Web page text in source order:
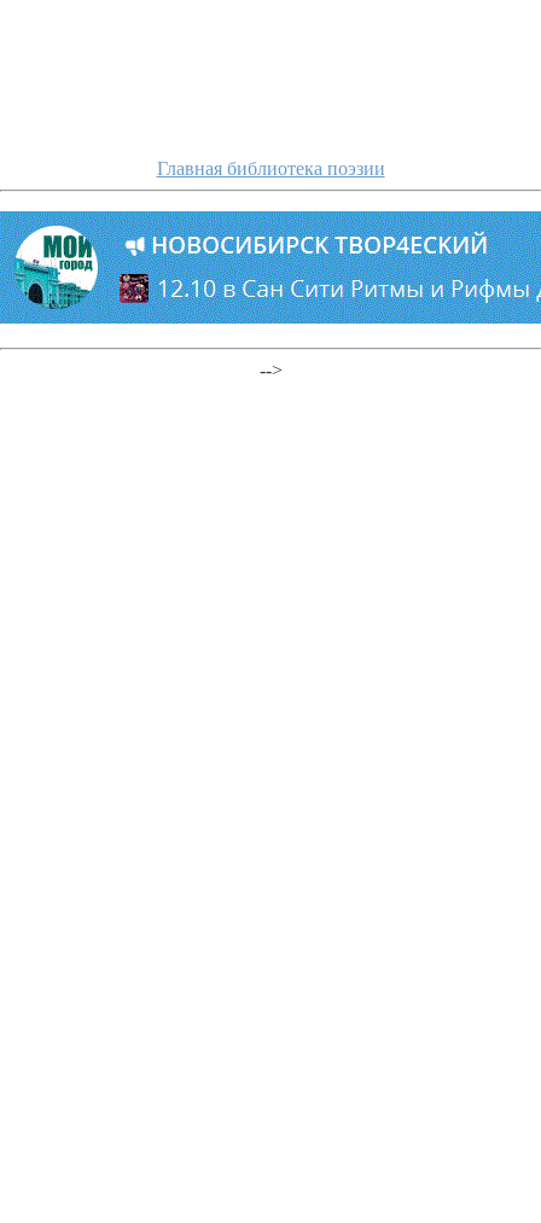
Главная библиотека поэзии
-->